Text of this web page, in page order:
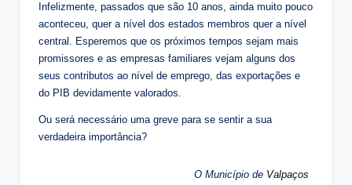
Infelizmente, passados que são 10 anos, ainda muito pouco
aconteceu, quer a nível dos estados membros quer a nível
central. Esperemos que os próximos tempos sejam mais
promissores e as empresas familiares vejam alguns dos
seus contributos ao nível de emprego, das exportações e
do PIB devidamente valorados.
Ou será necessário uma greve para se sentir a sua
verdadeira importância?
O Município de Valpaços